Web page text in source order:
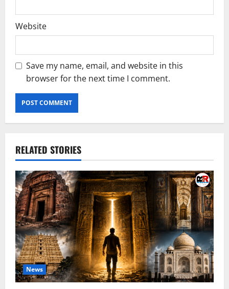
Website
Save my name, email, and website in this
browser for the next time I comment.
RELATED STORIES
News